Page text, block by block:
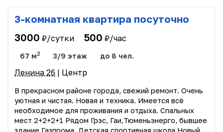
3-комнатная квартира посуточно
3000 ₽/сутки 500 ₽/час
67 м2 3/9 этаж до 8 чел.
Ленина 26 | Центр
В прекрасном районе города, свежий ремонт. Очень
уютная и чистая. Новая и техника. Имеется всё
необходимое для проживания и отдыха. Спальных
мест 2+2+2+1 Рядом Грэс, Гаи,Тюменьэнерго, бывшее
здание Газпрома. Детская спортивная школа,Новый